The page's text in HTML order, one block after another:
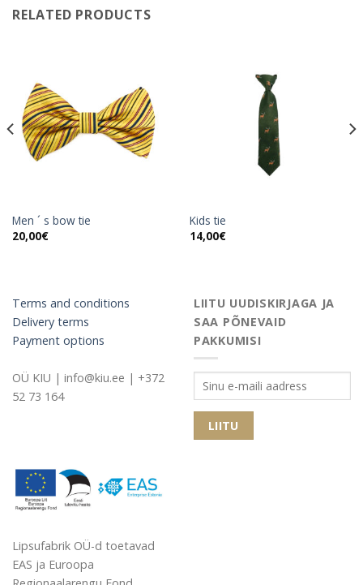
RELATED PRODUCTS
Men ´ s bow tie
20,00€
Kids tie
14,00€
Terms and conditions
Delivery terms
Payment options
OÜ KIU | info@kiu.ee | +372
52 73 164
LIITU UUDISKIRJAGA JA
SAA PÕNEVAID
PAKKUMISI
Lipsufabrik OÜ-d toetavad
EAS ja Euroopa